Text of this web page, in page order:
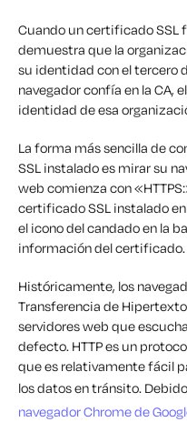
Cuando un certificado SSL
demuestra que la
su identidad con el tercero
navegador confía en la CA,
identidad de esa
La forma más sencilla de
SSL instalado es mirar su
web comienza con
certificado SSL instalado en
el icono del candado en la
información del certificado.
Históricamente, los
Transferencia de
servidores web que
defecto. HTTP es un
que es relativamente fácil
los datos en tránsito.
navegador Chrome de